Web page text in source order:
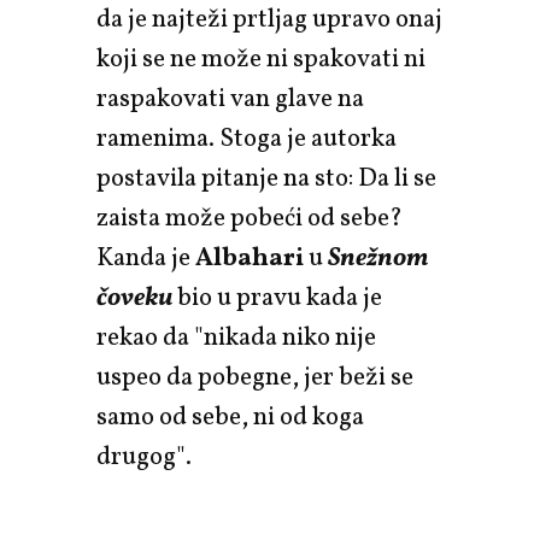
da je najteži prtljag upravo onaj
koji se ne može ni spakovati ni
raspakovati van glave na
ramenima. Stoga je autorka
postavila pitanje na sto: Da li se
zaista može pobeći od sebe?
Kanda jeAlbahariuSnežnom
čovekubio u pravu kada je
rekao da "nikada niko nije
uspeo da pobegne, jer beži se
samo od sebe, ni od koga
drugog".